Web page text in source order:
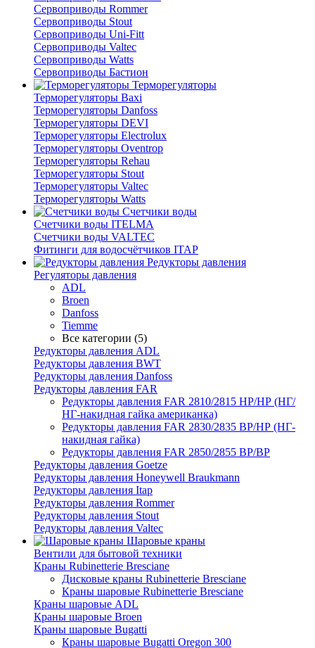
Сервоприводы Rommer
Сервоприводы Stout
Сервоприводы Uni-Fitt
Сервоприводы Valtec
Сервоприводы Watts
Сервоприводы Бастион
Терморегуляторы
Терморегуляторы Baxi
Терморегуляторы Danfoss
Терморегуляторы DEVI
Терморегуляторы Electrolux
Терморегуляторы Oventrop
Терморегуляторы Rehau
Терморегуляторы Stout
Терморегуляторы Valtec
Терморегуляторы Watts
Счетчики воды
Счетчики воды ITELMA
Счетчики воды VALTEC
Фитинги для водосчётчиков ITAP
Редукторы давления
Регуляторы давления
ADL
Broen
Danfoss
Tiemme
Все категории (5)
Редукторы давления ADL
Редукторы давления BWT
Редукторы давления Danfoss
Редукторы давления FAR
Редукторы давления FAR 2810/2815 НР/НР (НГ/
НГ-накидная гайка американка)
Редукторы давления FAR 2830/2835 ВР/НР (НГ-
накидная гайка)
Редукторы давления FAR 2850/2855 ВР/ВР
Редукторы давления Goetze
Редукторы давления Honeywell Braukmann
Редукторы давления Itap
Редукторы давления Rommer
Редукторы давления Stout
Редукторы давления Valtec
Шаровые краны
Вентили для бытовой техники
Краны Rubinetterie Bresciane
Дисковые краны Rubinetterie Bresciane
Краны шаровые Rubinetterie Bresciane
Краны шаровые ADL
Краны шаровые Broen
Краны шаровые Bugatti
Краны шаровые Bugatti Oregon 300